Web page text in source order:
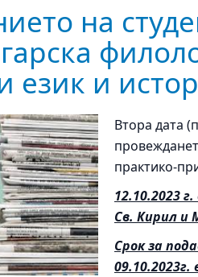
на
език и
Втора дата
практико-
12.10.2023
Св. Кирил и
Срок за
09.10.2023г.